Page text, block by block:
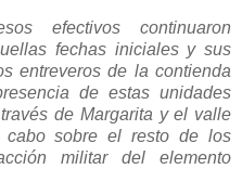
efectivos continuaron
fechas iniciales y sus
entreveros de la contienda
de estas unidades
de Margarita y el valle
sobre el resto de los
militar del elemento